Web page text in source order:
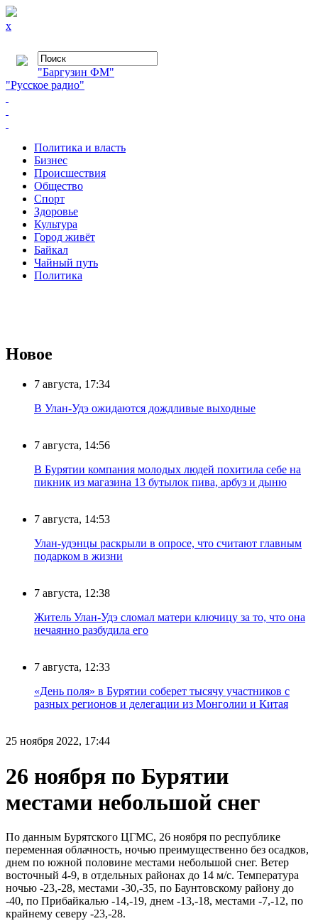
x
"Баргузин ФМ"
"Русское радио"
Политика и власть
Бизнес
Происшествия
Общество
Cпорт
Здоровье
Культура
Город живёт
Байкал
Чайный путь
Политика
Новое
7 августа, 17:34
В Улан-Удэ ожидаются дождливые выходные
7 августа, 14:56
В Бурятии компания молодых людей похитила себе на
пикник из магазина 13 бутылок пива, арбуз и дыню
7 августа, 14:53
Улан-удэнцы раскрыли в опросе, что считают главным
подарком в жизни
7 августа, 12:38
Житель Улан-Удэ сломал матери ключицу за то, что она
нечаянно разбудила его
7 августа, 12:33
«День поля» в Бурятии соберет тысячу участников с
разных регионов и делегации из Монголии и Китая
25 ноября 2022, 17:44
26 ноября по Бурятии
местами небольшой снег
По данным Бурятского ЦГМС, 26 ноября по республике
переменная облачность, ночью преимущественно без осадков,
днем по южной половине местами небольшой снег. Ветер
восточный 4-9, в отдельных районах до 14 м/с. Температура
ночью -23,-28, местами -30,-35, по Баунтовскому району до
-40, по Прибайкалью -14,-19, днем -13,-18, местами -7,-12, по
крайнему северу -23,-28.